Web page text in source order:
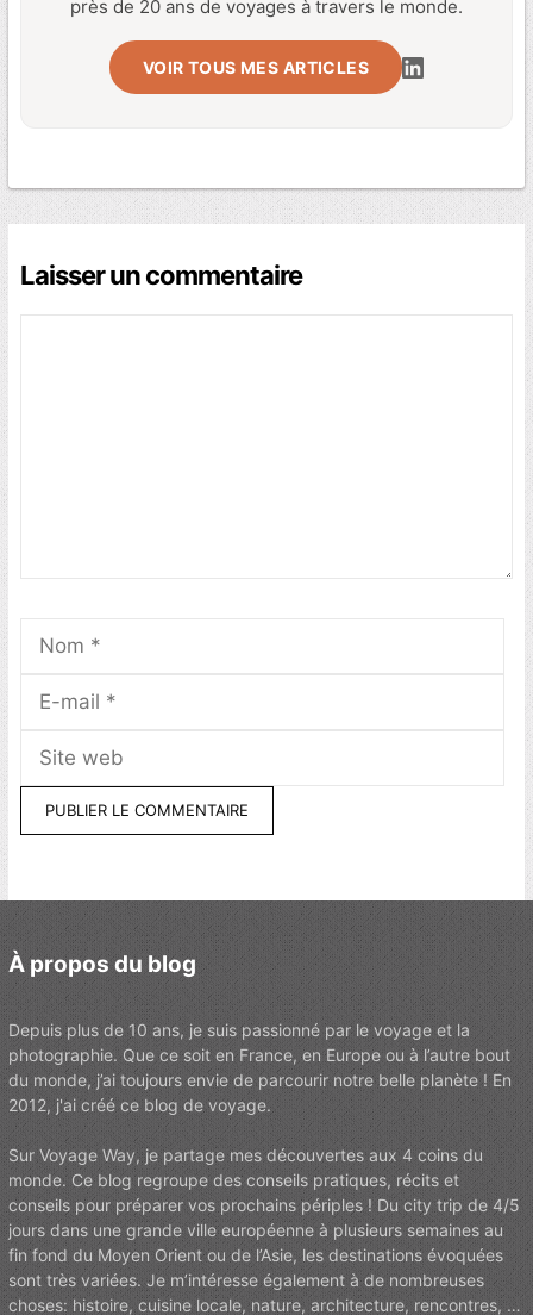
près de 20 ans de voyages à travers le monde.
VOIR TOUS MES ARTICLES
Laisser un commentaire
À propos du blog
Depuis plus de 10 ans, je suis passionné par le voyage et la
photographie. Que ce soit en France, en Europe ou à l’autre bout
du monde, j’ai toujours envie de parcourir notre belle planète ! En
2012, j'ai créé ce blog de voyage.
Sur Voyage Way, je partage mes découvertes aux 4 coins du
monde. Ce blog regroupe des conseils pratiques, récits et
conseils pour préparer vos prochains périples ! Du city trip de 4/5
jours dans une grande ville européenne à plusieurs semaines au
fin fond du Moyen Orient ou de l’Asie, les destinations évoquées
sont très variées. Je m’intéresse également à de nombreuses
choses: histoire, cuisine locale, nature, architecture, rencontres, …